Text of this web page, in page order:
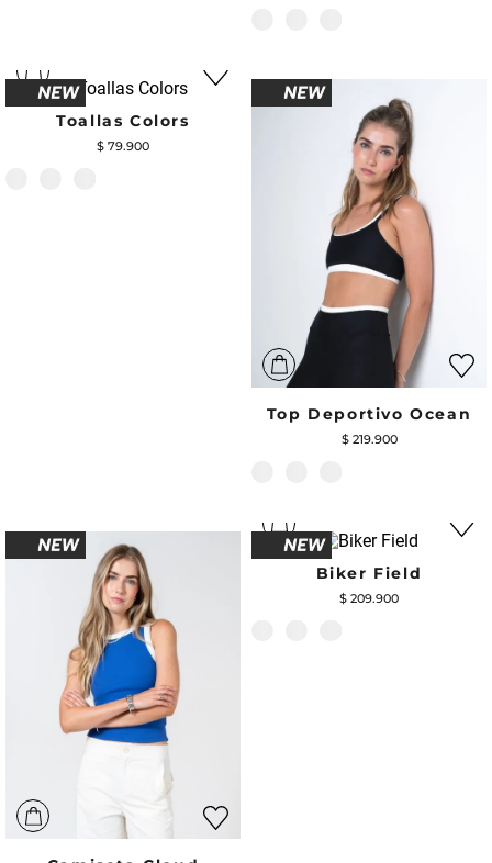
Toallas Colors
$ 79.900
Top Deportivo Ocean
$ 219.900
Biker Field
$ 209.900